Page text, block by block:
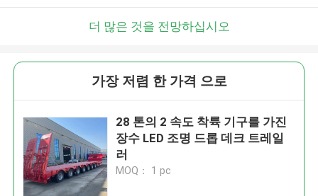
더 많은 것을 전망하십시오
가장 저렴 한 가격 으로
28 톤의 2 속도 착륙 기구를 가진
장수 LED 조명 드롭 데크 트레일
러
MOQ： 1 pc